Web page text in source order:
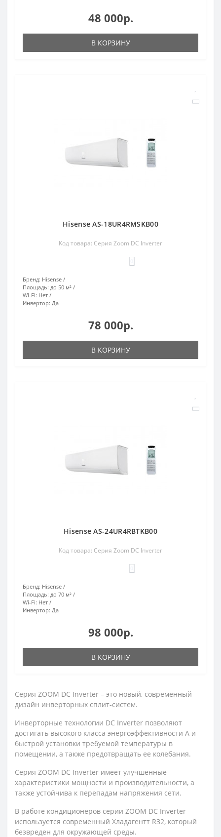
48 000р.
В КОРЗИНУ
Hisense AS-18UR4RMSKB00
Код товара: Серия Zoom DC Inverter
Бренд: Hisense
Площадь: до 50 м²
Wi-Fi: Нет
Инвертор: Да
78 000р.
В КОРЗИНУ
Hisense AS-24UR4RBTKB00
Код товара: Серия Zoom DC Inverter
Бренд: Hisense
Площадь: до 70 м²
Wi-Fi: Нет
Инвертор: Да
98 000р.
В КОРЗИНУ
Серия ZOOM DC Inverter – это новый, современный
дизайн инверторных сплит-систем.
Инверторные технологии DC Inverter позволяют
достигать высокого класса энергоэффективности А и
быстрой установки требуемой температуры в
помещении, а также предотвращать ее колебания.
Серия ZOOM DC Inverter имеет улучшенные
характеристики мощности и производительности, а
также устойчива к перепадам напряжения сети.
В работе кондиционеров серии ZOOM DC Inverter
используется современный Хладагентт R32, который
безвреден для окружающей среды.